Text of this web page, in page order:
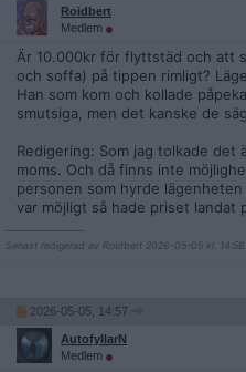
Roidbert
Medlem
Är 10.000kr för flyttstäd och att
och soffa) på tippen rimligt?
Han som kom och kollade
smutsiga, men det kanske de
Redigering: Som jag tolkade
moms. Och då finns inte
personen som hyrde lägenheten
var möjligt så hade priset landat
Senast redigerad av Roidbert 2026-05-05 kl. 14:56.
2026-05-05, 14:57
AutofyllarN
Medlem